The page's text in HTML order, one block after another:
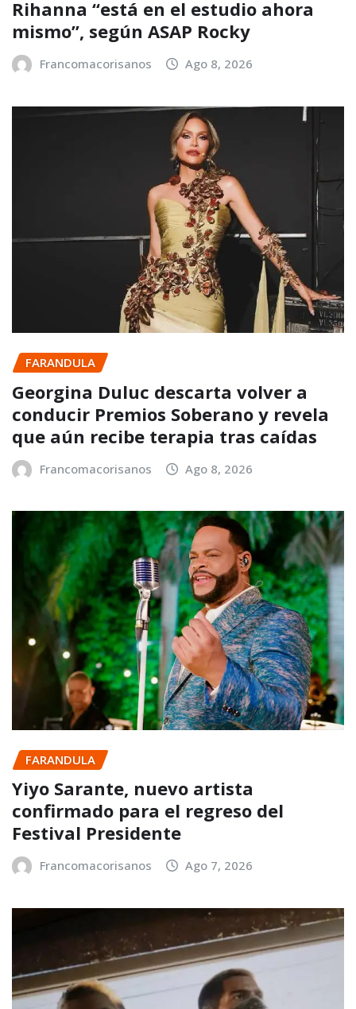
Rihanna “está en el estudio ahora
mismo”, según ASAP Rocky
Francomacorisanos Ago 8, 2026
FARANDULA
Georgina Duluc descarta volver a
conducir Premios Soberano y revela
que aún recibe terapia tras caídas
Francomacorisanos Ago 8, 2026
FARANDULA
Yiyo Sarante, nuevo artista
confirmado para el regreso del
Festival Presidente
Francomacorisanos Ago 7, 2026